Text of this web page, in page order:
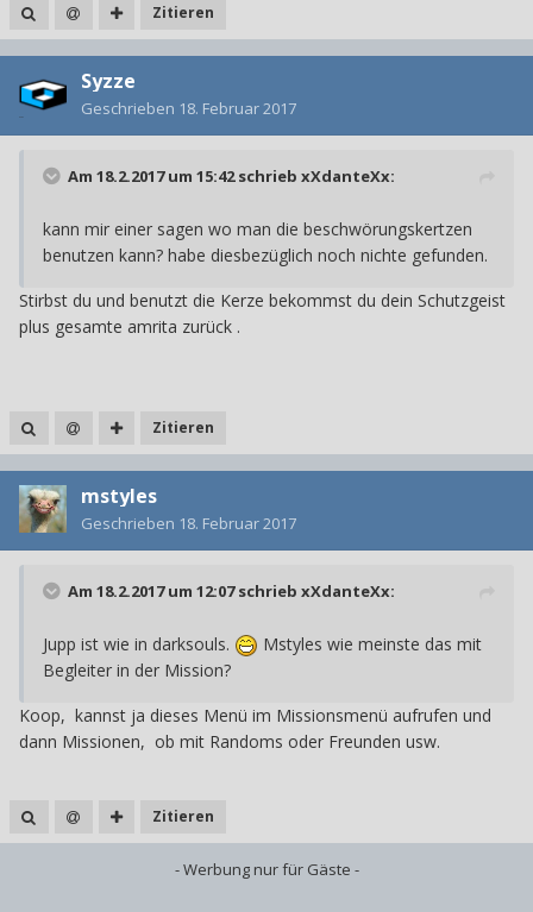
Zitieren
Syzze
Geschrieben 18. Februar 2017
Am 18.2.2017 um 15:42 schrieb xXdanteXx:
kann mir einer sagen wo man die beschwörungskertzen
benutzen kann? habe diesbezüglich noch nichte gefunden.
Stirbst du und benutzt die Kerze bekommst du dein Schutzgeist
plus gesamte amrita zurück .
Zitieren
mstyles
Geschrieben 18. Februar 2017
Am 18.2.2017 um 12:07 schrieb xXdanteXx:
Jupp ist wie in darksouls.
Mstyles wie meinste das mit
Begleiter in der Mission?
Koop, kannst ja dieses Menü im Missionsmenü aufrufen und
dann Missionen, ob mit Randoms oder Freunden usw.
Zitieren
- Werbung nur für Gäste -